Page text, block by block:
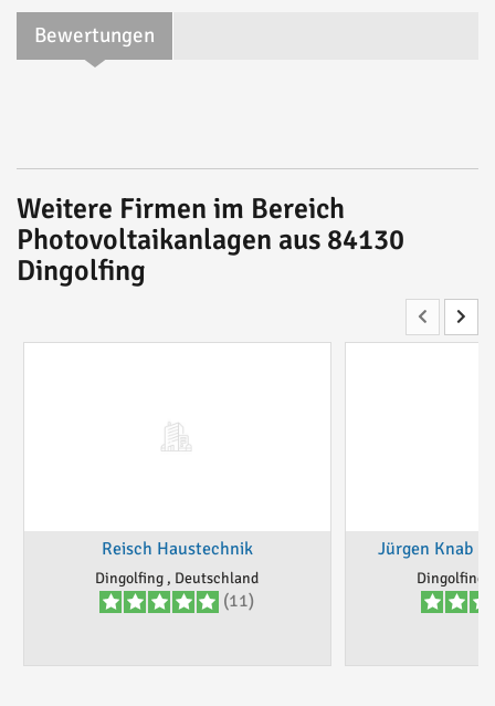
Bewertungen
Weitere Firmen im Bereich
Photovoltaikanlagen aus 84130
Dingolfing
Reisch Haustechnik
Dingolfing , Deutschland
(11)
Jürgen Knab
Dingolfing